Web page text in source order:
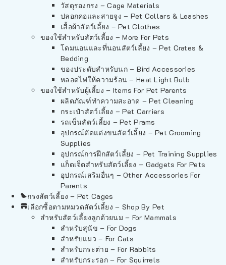
วัสดุรองกรง – Cage Materials
ปลอกคอและสายจูง – Pet Collars & Leashes
เสื้อผ้าสัตว์เลี้ยง – Pet Clothes
ของใช้สำหรับสัตว์เลี้ยง – More For Pets
โดมนอนและที่นอนสัตว์เลี้ยง – Pet Crates &
Bedding
ของประดับสำหรับนก – Bird Accessories
หลอดไฟให้ความร้อน – Heat Light Bulb
ของใช้สำหรับผู้เลี้ยง – Items For Pet Parents
ผลิตภัณฑ์ทำความสะอาด – Pet Cleaning
กระเป๋าสัตว์เลี้ยง – Pet Carriers
รถเข็นสัตว์เลี้ยง – Pet Prams
อุปกรณ์ตัดแต่งขนสัตว์เลี้ยง – Pet Grooming
Supplies
อุปกรณ์การฝึกสัตว์เลี้ยง – Pet Training Supplies
แก็ดเจ็ตสำหรับสัตว์เลี้ยง – Gadgets For Pets
อุปกรณ์เสริมอื่นๆ – Other Accessories For
Parents
กรงสัตว์เลี้ยง – Pet Cages
เลือกซื้อตามหมวดสัตว์เลี้ยง – Shop By Pet
สำหรับสัตว์เลี้ยงลูกด้วยนม – For Mammals
สำหรับสุนัข – For Dogs
สำหรับแมว – For Cats
สำหรับกระต่าย – For Rabbits
สำหรับกระรอก – For Squirrels